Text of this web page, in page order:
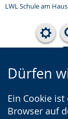
LWL Schule am
Dürfen
Ein Cookie
Browser auf